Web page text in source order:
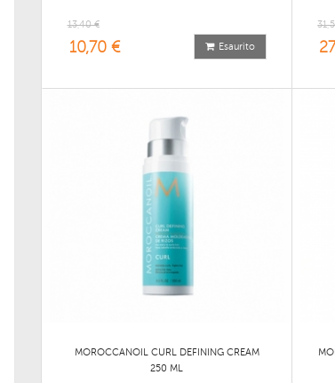
13,40 €
10,70 € Esaurito
MOROCCANOIL CURL DEFINING CREAM
250 ML